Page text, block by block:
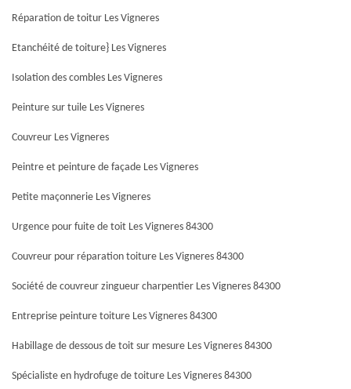
Réparation de toitur Les Vigneres
Etanchéité de toiture} Les Vigneres
Isolation des combles Les Vigneres
Peinture sur tuile Les Vigneres
Couvreur Les Vigneres
Peintre et peinture de façade Les Vigneres
Petite maçonnerie Les Vigneres
Urgence pour fuite de toit Les Vigneres 84300
Couvreur pour réparation toiture Les Vigneres 84300
Société de couvreur zingueur charpentier Les Vigneres 84300
Entreprise peinture toiture Les Vigneres 84300
Habillage de dessous de toit sur mesure Les Vigneres 84300
Spécialiste en hydrofuge de toiture Les Vigneres 84300